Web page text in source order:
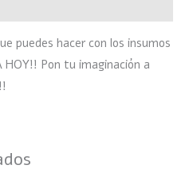
puedes hacer con los insumos
HOY!! Pon tu imaginación a